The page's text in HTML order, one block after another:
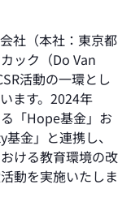
社（本社：東京都
ック（Do Van
活動の一環とし
ます。2024年
「Hope基金」お
金」と連携し、
ける教育環境の改
動を実施いたしま